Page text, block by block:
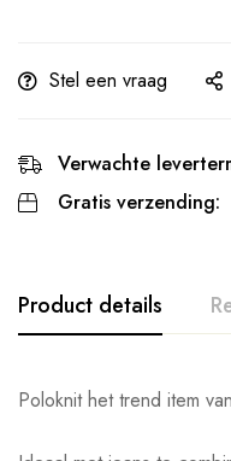
Stel een vraag
Verwachte
Gratis verzending:
Product details
Poloknit het trend item